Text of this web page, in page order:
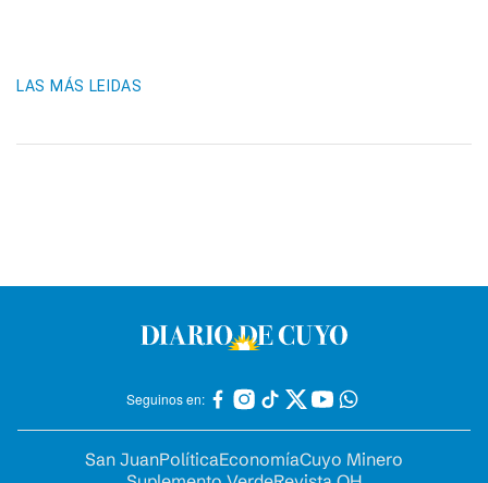
LAS MÁS LEIDAS
Seguinos en:
San JuanPolíticaEconomíaCuyo Minero